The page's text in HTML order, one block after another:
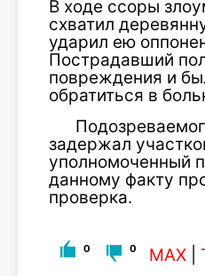
В ходе ссоры
схватил
ударил ею
Пострадавший
повреждения и
обратиться в
задержал
уполномоченный
данному факту
проверка.
0 0 MAX